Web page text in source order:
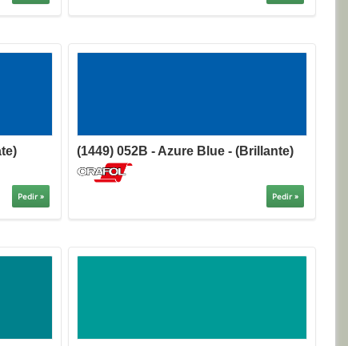
Pedir »
(1449) 052B - Azure Blue - (Brillante)
Pedir »